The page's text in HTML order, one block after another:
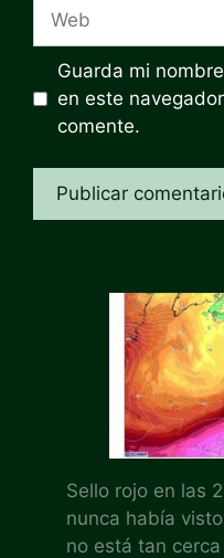
Guarda mi
en este
comente.
Sello rojo en las
nunca había
no está tan